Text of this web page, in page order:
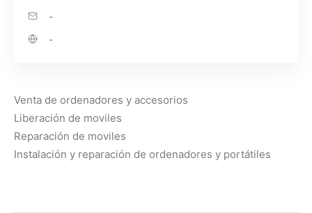
-
-
Venta de ordenadores y accesorios
Liberación de moviles
Reparación de moviles
Instalación y reparación de ordenadores y portátiles